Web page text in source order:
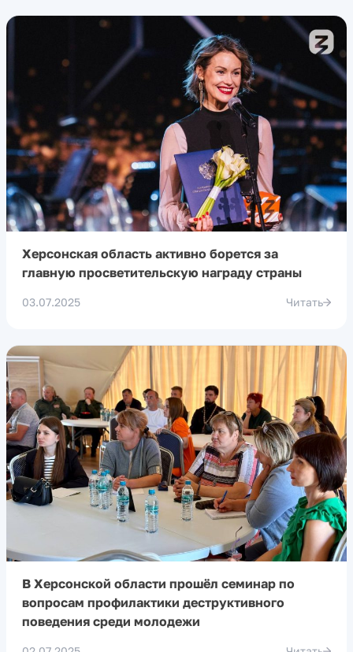
Херсонская область активно борется за
главную просветительскую награду страны
03.07.2025 Читать
В Херсонской области прошёл семинар по
вопросам профилактики деструктивного
поведения среди молодежи